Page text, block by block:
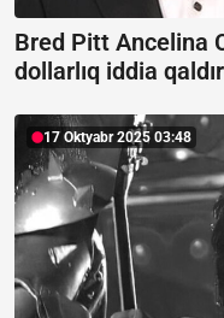
Bred Pitt Ancelina
dollarlıq iddia
17 Oktyabr 2025 03:48